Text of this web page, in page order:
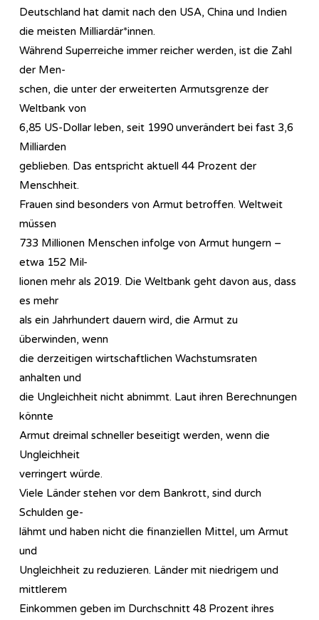
Deutschland hat damit nach den USA, China und Indien
die meisten Milliardär*innen.
Während Superreiche immer reicher werden, ist die Zahl
der Men-
schen, die unter der erweiterten Armutsgrenze der
Weltbank von
6,85 US-Dollar leben, seit 1990 unverändert bei fast 3,6
Milliarden
geblieben. Das entspricht aktuell 44 Prozent der
Menschheit.
Frauen sind besonders von Armut betroffen. Weltweit
müssen
733 Millionen Menschen infolge von Armut hungern –
etwa 152 Mil-
lionen mehr als 2019. Die Weltbank geht davon aus, dass
es mehr
als ein Jahrhundert dauern wird, die Armut zu
überwinden, wenn
die derzeitigen wirtschaftlichen Wachstumsraten
anhalten und
die Ungleichheit nicht abnimmt. Laut ihren Berechnungen
könnte
Armut dreimal schneller beseitigt werden, wenn die
Ungleichheit
verringert würde.
Viele Länder stehen vor dem Bankrott, sind durch
Schulden ge-
lähmt und haben nicht die finanziellen Mittel, um Armut
und
Ungleichheit zu reduzieren. Länder mit niedrigem und
mittlerem
Einkommen geben im Durchschnitt 48 Prozent ihres